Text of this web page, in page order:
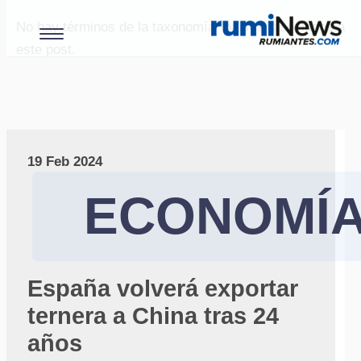
No hay términos de la taxonomía "paises" asociados a
19 Feb 2024
España volverá exportar
ternera a China tras 24
años